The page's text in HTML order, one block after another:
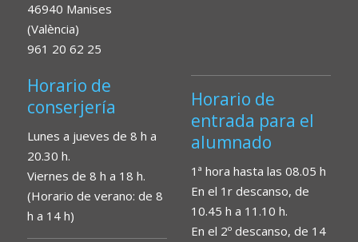
46940 Manises
(València)
961 20 62 25
Horario de
conserjería
Lunes a jueves de 8 h a
20.30 h.
Viernes de 8 h a 18 h.
(Horario de verano: de 8
h a 14 h)
Horario de
entrada para el
alumnado
1ª hora hasta las 08.05 h
En el 1r descanso, de
10.45 h a 11.10 h.
En el 2º descanso, de 14